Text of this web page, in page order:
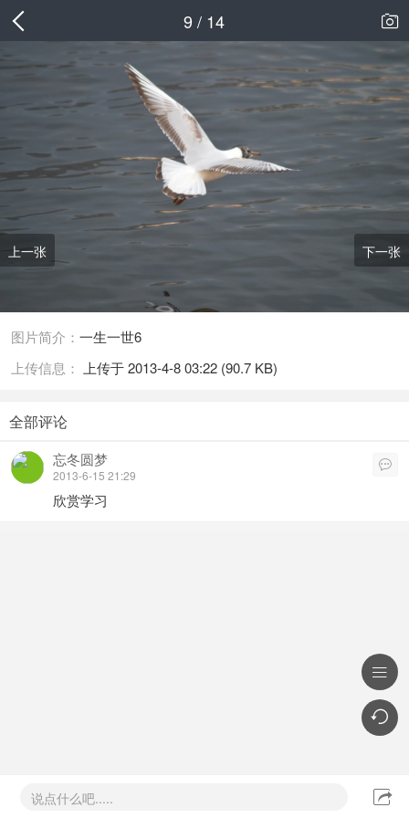
9 / 14 
上一张 下一张
图片简介： 一生一世6
上传信息： 上传于 2013-4-8 03:22 (90.7 KB)
全部评论
忘冬圆梦
2013-6-15 21:29

欣赏学习
说点什么吧..... 

